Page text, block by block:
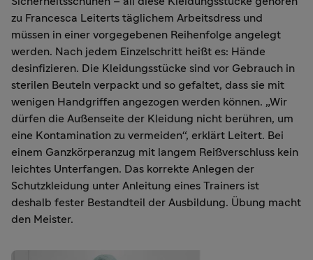
zu Francesca Leiterts täglichem Arbeitsdress und
müssen in einer vorgegebenen Reihenfolge angelegt
werden. Nach jedem Einzelschritt heißt es: Hände
desinfizieren. Die Kleidungsstücke sind vor Gebrauch in
sterilen Beuteln verpackt und so gefaltet, dass sie mit
wenigen Handgriffen angezogen werden können. „Wir
dürfen die Außenseite der Kleidung nicht berühren, um
eine Kontamination zu vermeiden“, erklärt Leitert. Bei
einem Ganzkörperanzug mit langem Reißverschluss kein
leichtes Unterfangen. Das korrekte Anlegen der
Schutzkleidung unter Anleitung eines Trainers ist
deshalb fester Bestandteil der Ausbildung. Übung macht
den Meister.